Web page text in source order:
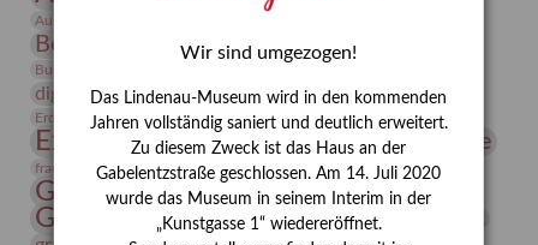
Ausstellung „Vier Winde“
Bernhard August von Lindenau
Burg Posterstein
digitallabor Entartete Kunst
Enteignung
Erdmann Julius Dietrich
Erlebnisportal estrusker Exlibris
Expressionismus Festrede Florenz Fotografie
frauen Frauen in der Antike und heute
Gerhard-Altenbourg-Preis
Gerhard Altenbourg
Gerhard Kurt Müller
Wir sind umgezogen!
Das Lindenau-Museum wird in den kommenden
Jahren vollständig saniert und deutlich erweitert.
Zu diesem Zweck ist das Haus an der
Gabelentzstraße geschlossen. Am 14. Juli 2020
wurde das Museum in seinem Interim in der
„Kunstgasse 1“ wiedereröffnet.